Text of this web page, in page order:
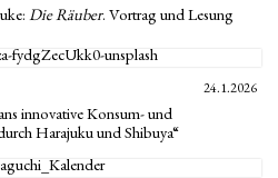
Die Räuber. Vortrag und Lesung
24.1.2026
innovative Konsum- und
Harajuku und Shibuya“